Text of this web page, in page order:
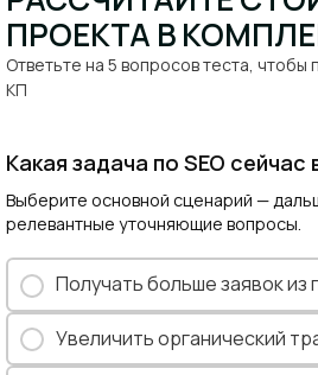
ПРОЕКТА В
Ответьте на 5 вопросов теста, чтобы
КП​
Какая задача по SEO
Выберите основной сценарий —
релевантные уточняющие вопросы.
Получать больше заявок из
Увеличить органический